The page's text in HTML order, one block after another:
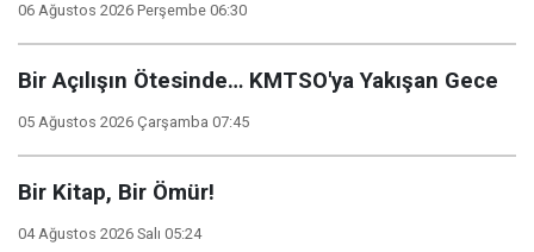
06 Ağustos 2026 Perşembe 06:30
Bir Açılışın Ötesinde… KMTSO'ya Yakışan Gece
05 Ağustos 2026 Çarşamba 07:45
Bir Kitap, Bir Ömür!
04 Ağustos 2026 Salı 05:24